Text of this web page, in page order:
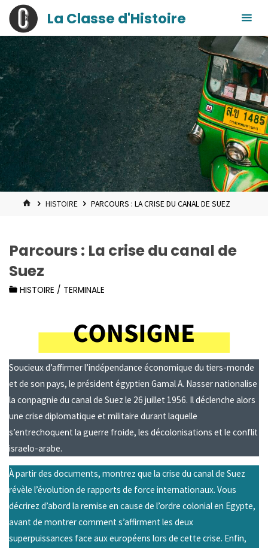
Skip
content
principal
La Classe d'Histoire
HOMEHISTOIRE PARCOURS : LA CRISE DU CANAL DE SUEZ
Parcours : La crise du canal de
Suez
HISTOIRE / TERMINALE
Soucieux d’affirmer l’indépendance économique du tiers-monde
et de son pays, le président égyptien Gamal A. Nasser nationalise
la conpagnie du canal de Suez le 26 juillet 1956. Il déclenche alors
une crise diplomatique et militaire durant laquelle
s’entrechoquent la guerre froide, les décolonisations et le conflit
israelo-arabe.
À partir des documents, montrez que la crise du canal de Suez
révèle l’évolution de rapports de force internationaux. Vous
décrirez d’abord la remise en cause de l’ordre colonial en Egypte,
avant de montrer comment s’affirment les deux
superpuissances face aux européens lors de cette crise. Enfin,